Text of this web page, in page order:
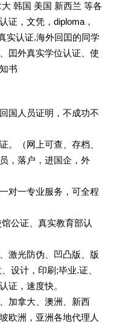
韩国 美国 新西兰 等各
证，文凭，diploma，
实认证.海外回囯的同学
囯外真实学位认证、使
书
国人员证明，不成功不
。（网上可查、存档、
，落户，进国企，外
对一专业服务，可全程
公证、真实教育部认
激光防伪、凹凸版、版
设计，印刷;毕业.证、
证，速度快。
加拿大、澳洲、新西
欧洲，亚洲各地代理人